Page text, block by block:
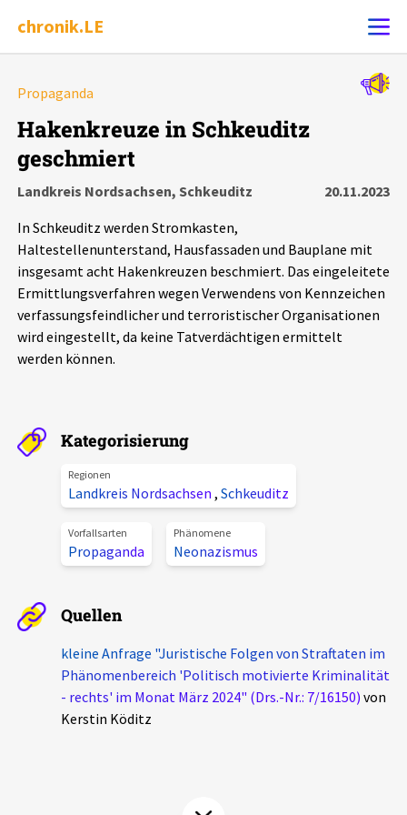
chronik.LE
Chronik
Leipziger Zustände
Schlaglichter
Aktuelles
Alle Beiträge
Veranstaltungen
Pressemitteilungen
Über uns
Projektbeschreibung
Kontakt
Unterstützer_innen
chronik.LE in der Presse
Propaganda
Hakenkreuze in Schkeuditz
geschmiert
Landkreis Nordsachsen, Schkeuditz
20.11.2023
In Schkeuditz werden Stromkasten,
Haltestellenunterstand, Hausfassaden und Bauplane mit
insgesamt acht Hakenkreuzen beschmiert. Das eingeleitete
Ermittlungsverfahren wegen Verwendens von Kennzeichen
verfassungsfeindlicher und terroristischer Organisationen
wird eingestellt, da keine Tatverdächtigen ermittelt
werden können.
Kategorisierung
Regionen
Landkreis Nordsachsen , Schkeuditz
Vorfallsarten
Propaganda
Phänomene
Neonazismus
Quellen
kleine Anfrage "Juristische Folgen von Straftaten im
Phänomenbereich 'Politisch motivierte Kriminalität
- rechts' im Monat März 2024" (Drs.-Nr.: 7/16150) von
Kerstin Köditz
Alle Ereignisse
Ereignisse
Ereignisse